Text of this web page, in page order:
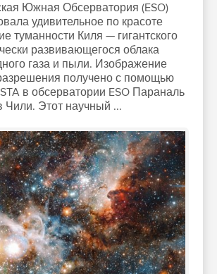
Южная Обсерватория (ESO)
удивительное по красоте
туманности Киля — гигантского
развивающегося облака
газа и пыли. Изображение
получено с помощью
в обсерватории ESO Параналь
Чили. Этот научный ...